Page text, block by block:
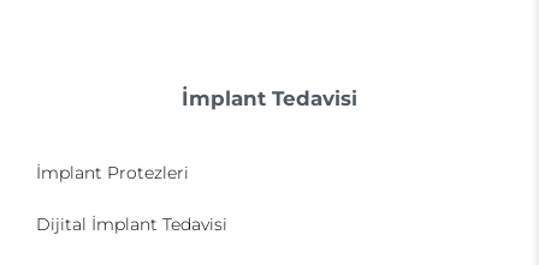
İmplant Tedavisi
İmplant Protezleri
Dijital İmplant Tedavisi